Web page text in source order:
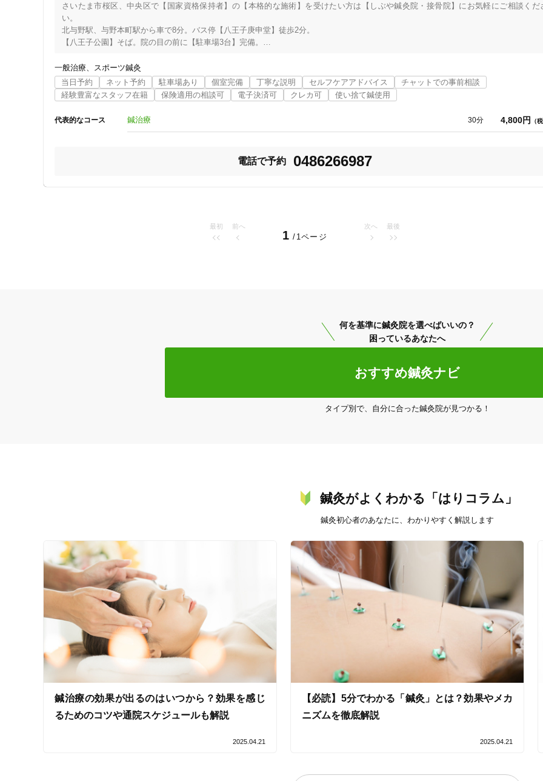
スポーツ鍼灸
20時以降OK
駅近 往療あり
設備の特徴
キッズスペースあり バリアフリー 個室完備
女性向けの特徴
女性スタッフ在籍
接客・サービスの特徴
コロナ対応 オンラインサポートあり
さいたま市桜区、中央区で【国家資格保持者】の【本格的な施術】を受けたい方は【しぶや鍼灸院・接骨院】にお気軽にご相談くだ
い。
北与野駅、与野本町駅から車で8分。バス停【八王子庚申堂】徒歩2分。
【八王子公園】そば。院の目の前に【駐車場3台】完備。
上記国家資格を保持した院長が皆様の施術を担当致します。
途中で担当が変わることはございません。
手技療法と鍼治療を組み合せて症状の改善を目指します。
当院は、
【頭痛、首の痛み、肩こり】の施術に力を入れております。
緊張型頭痛、片頭痛は鍼灸治療の有効性が示されています。データに基づいた治療をベースに、患者様の細かい症状や生活環境に合わ
腱板損傷など）、首の痛み（寝違え、頚椎症、椎間板ヘルニアなど）、顎の痛み（顎関節症、歯ぎしり）、背中の痛み、肘の痛み（テニ
後遺症など、幅広い症状に対応致します。
ご質問等、いつでもお待ちしておりますのでお気軽にご連絡ください。
一般治療
スポーツ鍼灸
当日予約
ネット予約 駐車場あり 個室完備 丁寧な説明 セルフケアアドバイス
チャットでの事前相談
経験豊富なスタッフ在籍
保険適用の相談可 電子決済可 クレカ可 使い捨て鍼使用
代表的なコース 鍼治療 30分 4,800円 （
電話で予約 0486266987
最初 前へ
1 /1ページ
次へ 最後
「健康にはりを見た」
何を基準に鍼灸院を選べばいいの？
困っているあなたへ
おすすめ鍼灸ナビ
タイプ別で、自分に合った鍼灸院が見つかる！
鍼灸がよくわかる「はりコラム」
鍼灸初心者のあなたに、わかりやすく解説します
鍼治療の効果が出るのはいつから？効果を感じ
るためのコツや通院スケジュールも解説
2025.04.21
【必読】5分でわかる「鍼灸」とは？効果やメカ
ニズムを徹底解説
2025.04.21